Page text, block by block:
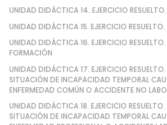
UNIDAD DIDÁCTICA 14. EJERCICIO
UNIDAD DIDÁCTICA 15. EJERCICIO
UNIDAD DIDÁCTICA 16. EJERCICIO
FORMACIÓN
UNIDAD DIDÁCTICA 17. EJERCICIO
SITUACIÓN DE INCAPACIDAD TEMPORAL
ENFERMEDAD COMÚN O ACCIDENTE NO
UNIDAD DIDÁCTICA 18. EJERCICIO
SITUACIÓN DE INCAPACIDAD TEMPORAL